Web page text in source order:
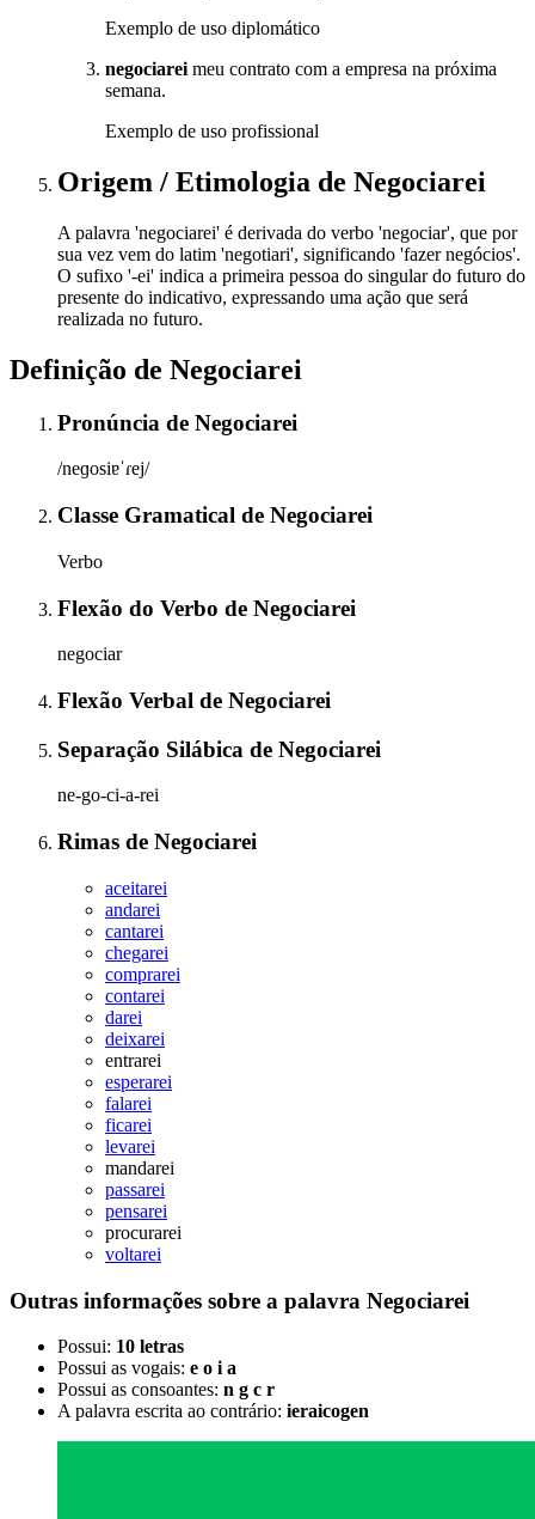
Exemplo de uso diplomático
negociarei meu contrato com a empresa na próxima
semana.
Exemplo de uso profissional
Origem / Etimologia de Negociarei
A palavra 'negociarei' é derivada do verbo 'negociar', que por
sua vez vem do latim 'negotiari', significando 'fazer negócios'.
O sufixo '-ei' indica a primeira pessoa do singular do futuro do
presente do indicativo, expressando uma ação que será
realizada no futuro.
Definição de Negociarei
Pronúncia de Negociarei
/neɡosiɐˈɾej/
Classe Gramatical de Negociarei
Verbo
Flexão do Verbo de Negociarei
negociar
Flexão Verbal de Negociarei
Separação Silábica de Negociarei
ne-go-ci-a-rei
Rimas de Negociarei
aceitarei
andarei
cantarei
chegarei
comprarei
contarei
darei
deixarei
entrarei
esperarei
falarei
ficarei
levarei
mandarei
passarei
pensarei
procurarei
voltarei
Outras informações sobre a palavra Negociarei
Possui: 10 letras
Possui as vogais: e o i a
Possui as consoantes: n g c r
A palavra escrita ao contrário: ieraicogen